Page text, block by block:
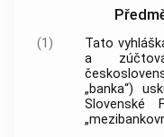
(1)
Tato
a
„banka“)
Slovenské